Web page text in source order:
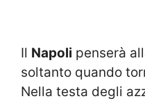
Il Napoli penserà
soltanto quando
Nella testa degli